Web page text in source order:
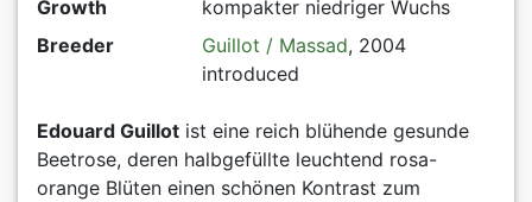
Growth
kompakter niedriger Wuchs
Breeder
Guillot / Massad, 2004
introduced
Edouard Guillot ist eine reich blühende gesunde
Beetrose, deren halbgefüllte leuchtend rosa-
orange Blüten einen schönen Kontrast zum